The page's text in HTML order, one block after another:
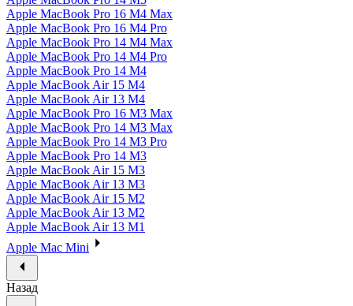
Apple MacBook Pro 16 M4 Max
Apple MacBook Pro 16 M4 Pro
Apple MacBook Pro 14 M4 Max
Apple MacBook Pro 14 M4 Pro
Apple MacBook Pro 14 M4
Apple MacBook Air 15 M4
Apple MacBook Air 13 M4
Apple MacBook Pro 16 M3 Max
Apple MacBook Pro 14 M3 Max
Apple MacBook Pro 14 M3 Pro
Apple MacBook Pro 14 M3
Apple MacBook Air 15 M3
Apple MacBook Air 13 M3
Apple MacBook Air 15 M2
Apple MacBook Air 13 M2
Apple MacBook Air 13 M1
Apple Mac Mini
Назад